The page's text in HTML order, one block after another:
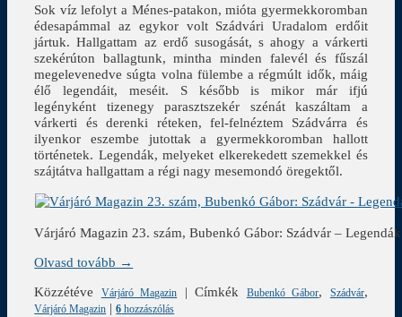
Sok víz lefolyt a Ménes-patakon, mióta gyermekkoromban
édesapámmal az egykor volt Szádvári Uradalom erdőit
jártuk. Hallgattam az erdő susogását, s ahogy a várkerti
szekérúton ballagtunk, mintha minden falevél és fűszál
megelevenedve súgta volna fülembe a régmúlt idők, máig
élő legendáit, meséit. S később is mikor már ifjú
legényként tizenegy parasztszekér szénát kaszáltam a
várkerti és derenki réteken, fel-felnéztem Szádvárra és
ilyenkor eszembe jutottak a gyermekkoromban hallott
történetek. Legendák, melyeket elkerekedett szemekkel és
szájtátva hallgattam a régi nagy mesemondó öregektől.
Várjáró Magazin 23. szám, Bubenkó Gábor: Szádvár –
Olvasd tovább →
Közzétéve
Várjáró Magazin |Címkék Bubenkó Gábor, Szádvár,
Várjáró Magazin |6 hozzászólás